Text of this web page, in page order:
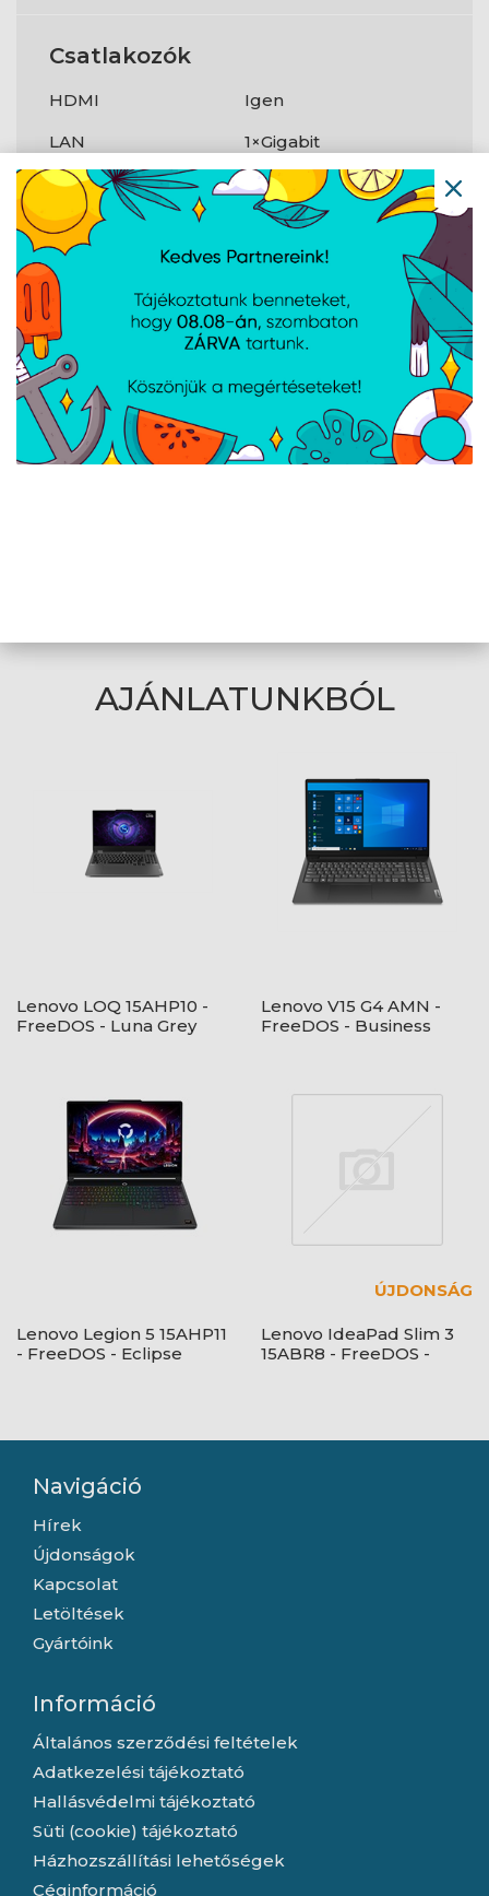
Csatlakozók
HDMI
Igen
LAN
1×Gigabit
WLAN
802.11ax
Bluetooth
Igen
Megbízható
platform modul
(TPM)
Igen
Webkamera Igen
Egyéb
Szín
Business Black
AJÁNLATUNKBÓL
Lenovo LOQ 15AHP10 -
FreeDOS - Luna Grey
Lenovo V15 G4 AMN -
FreeDOS - Business
Lenovo Legion 5 15AHP11
- FreeDOS - Eclipse
ÚJDONSÁG
Lenovo IdeaPad Slim 3
15ABR8 - FreeDOS -
Navigáció
Hírek
Újdonságok
Kapcsolat
Letöltések
Gyártóink
Információ
Általános szerződési feltételek
Adatkezelési tájékoztató
Hallásvédelmi tájékoztató
Süti (cookie) tájékoztató
Házhozszállítási lehetőségek
Céginformáció